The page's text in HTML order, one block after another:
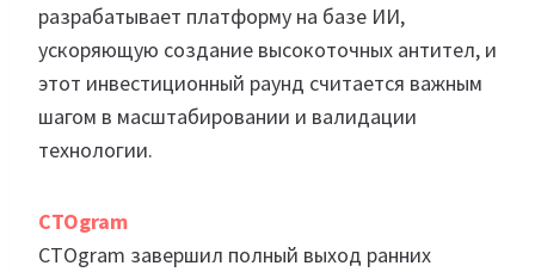
разрабатывает платформу на базе ИИ,
ускоряющую создание высокоточных антител, и
этот инвестиционный раунд считается важным
шагом в масштабировании и валидации
технологии.
CTOgram
CTOgram завершил полный выход ранних